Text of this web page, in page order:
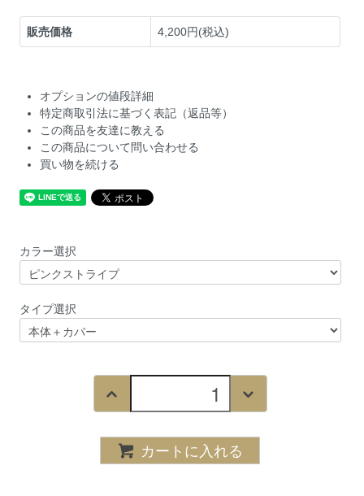
販売価格 4,200円(税込)
オプションの値段詳細
特定商取引法に基づく表記（返品等）
この商品を友達に教える
この商品について問い合わせる
買い物を続ける
カラー選択
タイプ選択
カートに入れる